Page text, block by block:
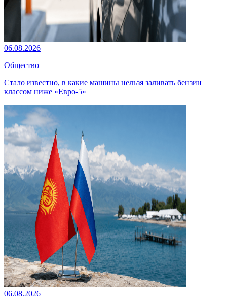
06.08.2026
Общество
Стало известно, в какие машины нельзя заливать бензин
классом ниже «Евро-5»
06.08.2026